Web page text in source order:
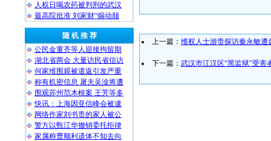
人权日喝农药被判刑的武汉
最高院批准 刘家财“煽动颠
随 机 推 荐
公民金重齐等人迎接拘留期
湖北省两会 大量访民省信访
何家维围观被遣返引发严重
称有机密信息 屠夫吴淦将遭
围观苏州范木根案 王芳等多
快讯：上海因亚信峰会被逮
网络作家刘书贵的家人被公
警方以甄江华撤销委托拒律
家属称曹顺利遗体不知去向
上一篇： 维权人士游贵探访秦永敏遭
下一篇： 武汉市江汉区“黑监狱”受害